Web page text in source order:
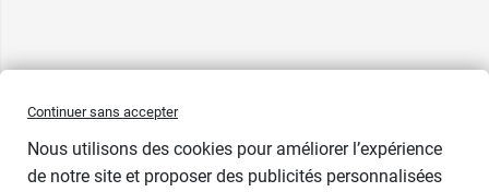
Sous 48 heures
Continuer sans accepter
Nous utilisons des cookies pour améliorer l’expérience
de notre site et proposer des publicités personnalisées